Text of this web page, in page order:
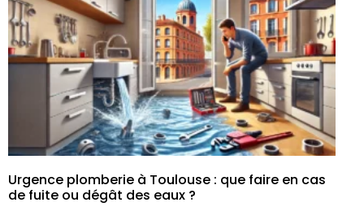
Urgence plomberie à Toulouse : que faire en cas
de fuite ou dégât des eaux ?